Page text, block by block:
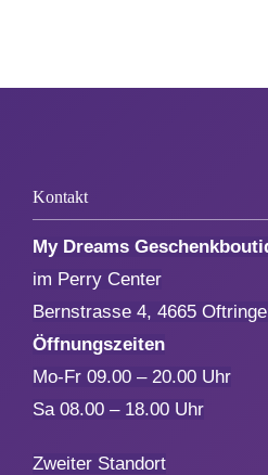
Kontakt
My Dreams
im Perry Center
Bernstrasse 4, 4665
Öffnungszeiten
Mo-Fr 09.00 – 20.00 Uhr
Sa 08.00 – 18.00 Uhr
Zweiter Standort